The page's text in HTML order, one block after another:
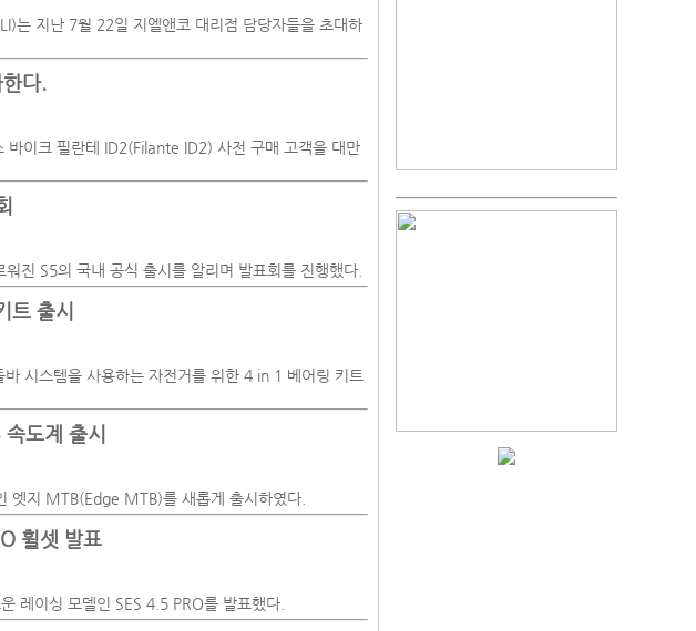
는 지난 7월 22일 지엘앤코 대리점 담당자들을 초대하
다.
이크 필란테 ID2(Filante ID2) 사전 구매 고객을 대만
진 S5의 국내 공식 출시를 알리며 발표회를 진행했다.
트 출시
시스템을 사용하는 자전거를 위한 4 in 1 베어링 키트
도계 출시
엣지 MTB(Edge MTB)를 새롭게 출시하였다.
휠셋 발표
레이싱 모델인 SES 4.5 PRO를 발표했다.